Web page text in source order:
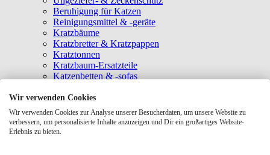
Beruhigung für Katzen
Reinigungsmittel & -geräte
Kratzbäume
Kratzbretter & Kratzpappen
Kratztonnen
Kratzbaum-Ersatzteile
Katzenbetten & -sofas
Katzenhäuser
Hängematten & Fensterliegeplätze
Katzendecken & -matten
Baldrian- & Catnipspielzeug
Wir verwenden Cookies
Wir verwenden Cookies zur Analyse unserer Besucherdaten, um unsere Website zu
verbessern, um personalisierte Inhalte anzuzeigen und Dir ein großartiges Website-
Erlebnis zu bieten.